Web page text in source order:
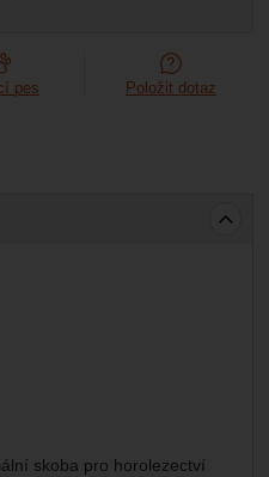
schopni identifikovat
pes Položit dotaz
skoba pro horolezectví